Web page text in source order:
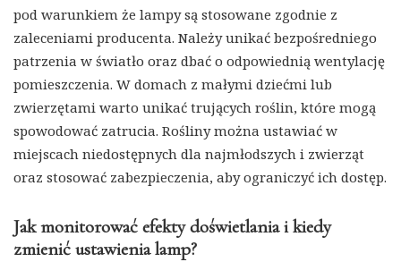
pod warunkiem że lampy są stosowane zgodnie z
zaleceniami producenta. Należy unikać bezpośredniego
patrzenia w światło oraz dbać o odpowiednią wentylację
pomieszczenia. W domach z małymi dziećmi lub
zwierzętami warto unikać trujących roślin, które mogą
spowodować zatrucia. Rośliny można ustawiać w
miejscach niedostępnych dla najmłodszych i zwierząt
oraz stosować zabezpieczenia, aby ograniczyć ich dostęp.
Jak monitorować efekty doświetlania i kiedy
zmienić ustawienia lamp?